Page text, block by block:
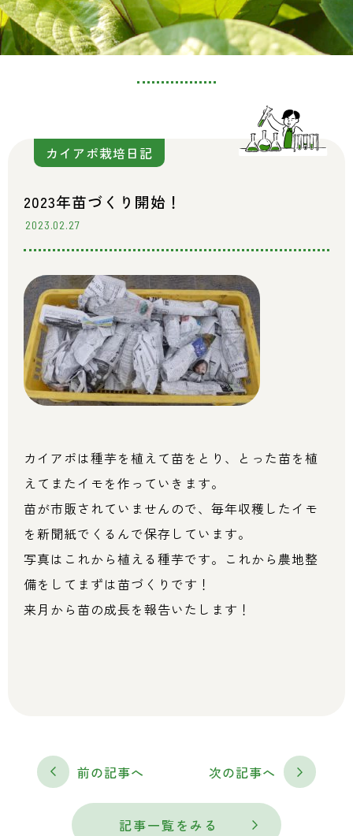
カイアポ栽培日記
2023年苗づくり開始！
2023.02.27
カイアポは種芋を植えて苗をとり、とった苗を植
えてまたイモを作っていきます。
苗が市販されていませんので、毎年収穫したイモ
を新聞紙でくるんで保存しています。
写真はこれから植える種芋です。これから農地整
備をしてまずは苗づくりです！
来月から苗の成長を報告いたします！
前の記事へ
記事一覧をみる
次の記事へ